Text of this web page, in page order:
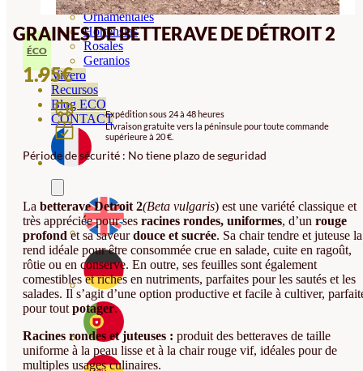
Ornamentales
Hortensias
Rosales
Geranios
Vivero
Recursos
Blog ECO
CONTACT
GRAINES DE BETTERAVE DE DÉTROIT 2
ÉCO
1.95€
Expédition sous 24 à 48 heures
Livraison gratuite vers la péninsule pour toute commande
supérieure à 20 €.
Période de sécurité : No tiene plazo de seguridad
La betterave Detroit 2(Beta vulgaris) est une variété classique et
très appréciée pour ses racines rondes, uniformes, d’un rouge
profond et sa saveurdouce et sucrée. Sa chair tendre et juteuse la
rend idéale pour être consommée crue en salade, cuite en ragoût,
rôtie ou en conserve. En outre, ses feuilles sont également
comestibles et riches en nutriments, parfaites pour les sautés et les
salades. Il s’agit d’une option productive et facile à cultiver,
pour tout potager.
Racines rondes et juteuses : produit des betteraves de taille
uniforme à la peau lisse et à la chair rouge vif, idéales pour de
multiples usages culinaires.